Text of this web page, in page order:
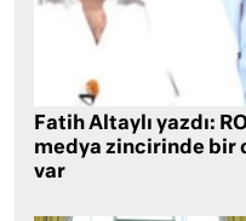
Fatih Altaylı yazdı:
medya zincirinde bir
var